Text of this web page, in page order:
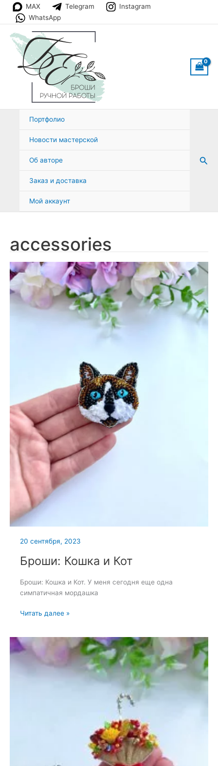
Перейти
содержимому
MAX Telegram
Instagram
WhatsApp
Портфолио
Новости мастерской
Об авторе
Заказ и доставка
Мой аккаунт
accessories
20 сентября, 2023
Броши: Кошка и Кот
Броши: Кошка и Кот. У меня сегодня еще одна
симпатичная мордашка
Броши:
Кот
Читать далее »